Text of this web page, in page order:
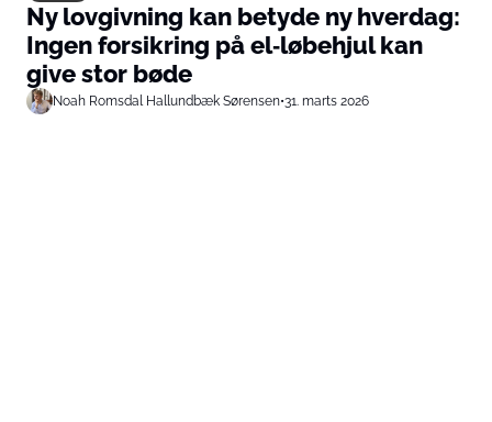
Ny lovgivning kan betyde ny hverdag:
Ingen forsikring på el‑løbehjul kan
give stor bøde
Noah Romsdal Hallundbæk Sørensen•31. marts 2026